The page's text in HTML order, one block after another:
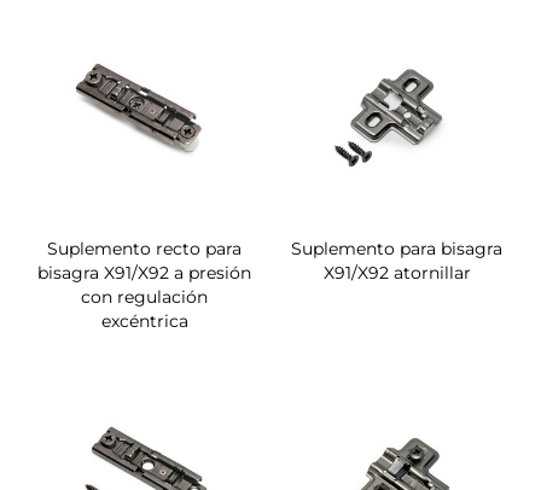
Suplemento recto para
bisagra X91/X92 a presión
con regulación
excéntrica
Suplemento para bisagra
X91/X92 atornillar